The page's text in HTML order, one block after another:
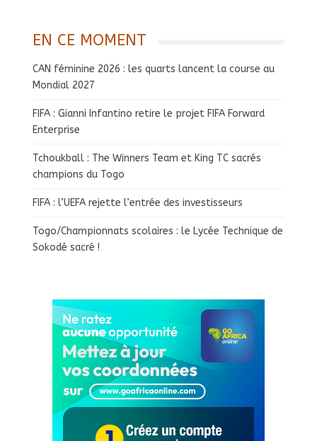
EN CE MOMENT
CAN féminine 2026 : les quarts lancent la course au
Mondial 2027
FIFA : Gianni Infantino retire le projet FIFA Forward
Enterprise
Tchoukball : The Winners Team et King TC sacrés
champions du Togo
FIFA : l’UEFA rejette l’entrée des investisseurs
Togo/Championnats scolaires : le Lycée Technique de
Sokodé sacré !